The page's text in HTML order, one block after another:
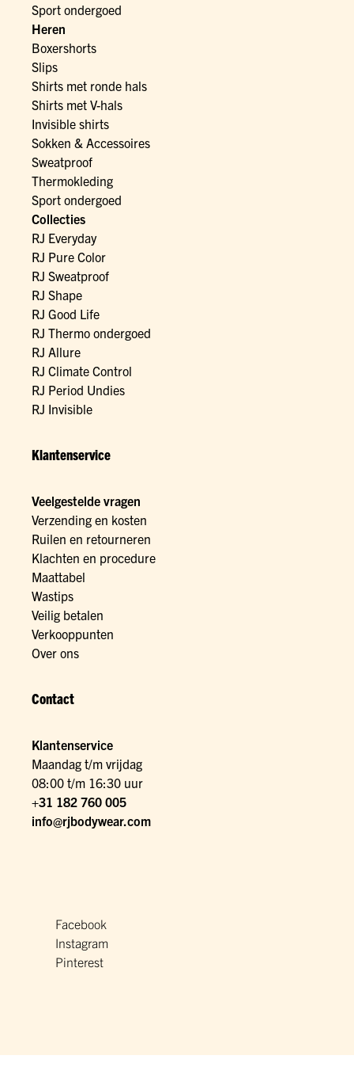
Sport ondergoed
Heren
Boxershorts
Slips
Shirts met ronde hals
Shirts met V-hals
Invisible shirts
Sokken & Accessoires
Sweatproof
Thermokleding
Sport ondergoed
Collecties
RJ Everyday
RJ Pure Color
RJ Sweatproof
RJ Shape
RJ Good Life
RJ Thermo ondergoed
RJ Allure
RJ Climate Control
RJ Period Undies
RJ Invisible
Klantenservice
Veelgestelde vragen
Verzending en kosten
Ruilen en retourneren
Klachten en procedure
Maattabel
Wastips
Veilig betalen
Verkooppunten
Over ons
Contact
Klantenservice
Maandag t/m vrijdag
08:00 t/m 16:30 uur
+31 182 760 005
info@rjbodywear.com
Facebook
Instagram
Pinterest